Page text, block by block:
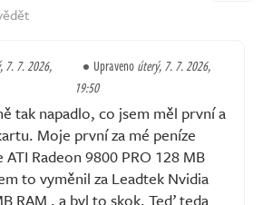
7. 7. 2026,
Upravenoúterý, 7. 7. 2026,
19:50
tak napadlo, co jsem měl první a
Moje první za mé peníze
Radeon 9800 PRO 128 MB
to vyměnil za Leadtek Nvidia
RAM , a byl to skok. Teď teda